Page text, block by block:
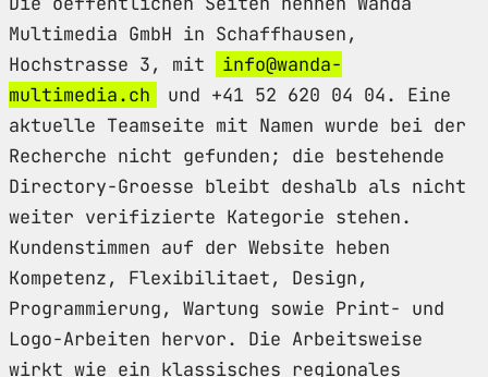
Multimedia GmbH in Schaffhausen,
Hochstrasse 3, mit
info@wanda-
multimedia.ch
und +41 52 620 04 04. Eine
aktuelle Teamseite mit Namen wurde bei der
Recherche nicht gefunden; die bestehende
Directory-Groesse bleibt deshalb als nicht
weiter verifizierte Kategorie stehen.
Kundenstimmen auf der Website heben
Kompetenz, Flexibilitaet, Design,
Programmierung, Wartung sowie Print- und
Logo-Arbeiten hervor. Die Arbeitsweise
wirkt wie ein klassisches regionales